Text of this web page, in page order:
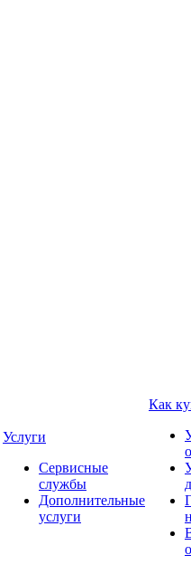
Услуги
Сервисные
службы
Дополнительные
услуги
Как